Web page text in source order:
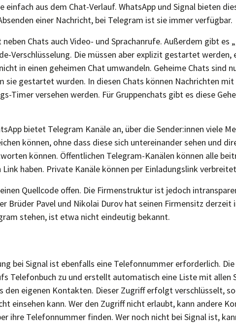
einfach aus dem Chat-Verlauf. WhatsApp und Signal bieten
einer Nachricht, bei Telegram ist sie immer verfügbar.
Chats auch Video- und Sprachanrufe. Außerdem gibt es
Verschlüsselung. Die müssen aber explizit gestartet werden,
in einen geheimen Chat umwandeln. Geheime Chats sind
sie gestartet wurden. In diesen Chats können Nachrichten mit
Timer versehen werden. Für Gruppenchats gibt es diese
bietet Telegram Kanäle an, über die Sender:innen viele
können, ohne dass diese sich untereinander sehen und
können. Öffentlichen Telegram-Kanälen können alle
Link haben. Private Kanäle können per Einladungslink
Quellcode offen. Die Firmenstruktur ist jedoch
Brüder Pavel und Nikolai Durov hat seinen Firmensitz derzeit
stehen, ist etwa nicht eindeutig bekannt.
bei Signal ist ebenfalls eine Telefonnummer erforderlich.
Telefonbuch zu und erstellt automatisch eine Liste mit allen
den eigenen Kontakten. Dieser Zugriff erfolgt verschlüsselt,
einsehen kann. Wer den Zugriff nicht erlaubt, kann andere
ihre Telefonnummer finden. Wer noch nicht bei Signal ist,